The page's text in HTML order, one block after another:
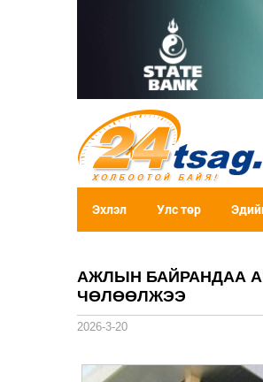
Эхлэл Улс төр
АЖЛЫН БАЙРАНДАА
ЧӨЛӨӨЛЖЭЭ
2026-3-20